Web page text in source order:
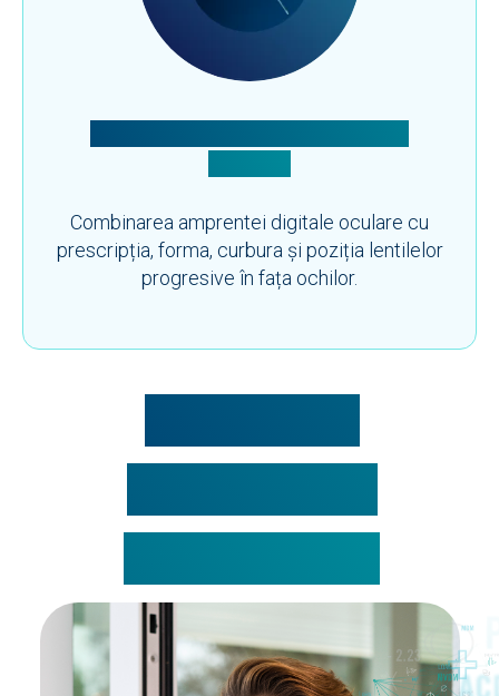
Combinarea amprentei digitale oculare cu
prescripția, forma, curbura și poziția lentilelor
progresive în fața ochilor.